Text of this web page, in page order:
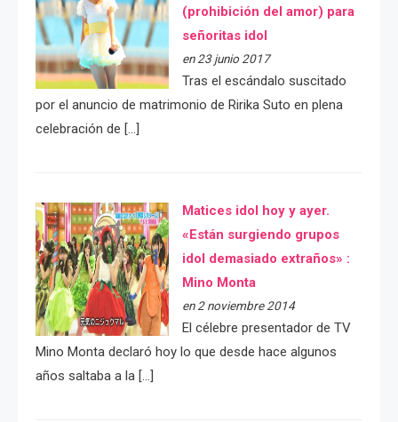
(prohibición del amor) para
señoritas idol
en 23 junio 2017
Tras el escándalo suscitado
por el anuncio de matrimonio de Ririka Suto en plena
celebración de […]
Matices idol hoy y ayer.
«Están surgiendo grupos
idol demasiado extraños» :
Mino Monta
en 2 noviembre 2014
El célebre presentador de TV
Mino Monta declaró hoy lo que desde hace algunos
años saltaba a la […]